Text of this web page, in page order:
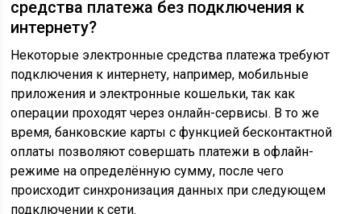
средства платежа без подключения к
интернету?
Некоторые электронные средства платежа требуют
подключения к интернету, например, мобильные
приложения и электронные кошельки, так как
операции проходят через онлайн-сервисы. В то же
время, банковские карты с функцией бесконтактной
оплаты позволяют совершать платежи в офлайн-
режиме на определённую сумму, после чего
происходит синхронизация данных при следующем
подключении к сети.